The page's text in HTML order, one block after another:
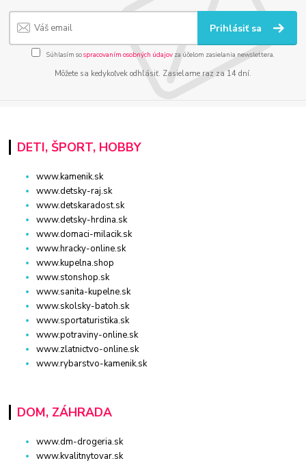
Prihlásiť sa
Súhlasím sospracovaním osobných údajov za účelom zasielania newslettera.
Môžete sa kedykoľvek odhlásiť. Zasielame raz za 14 dní.
DETI, ŠPORT, HOBBY
www.kamenik.sk
www.detsky-raj.sk
www.detskaradost.sk
www.detsky-hrdina.sk
www.domaci-milacik.sk
www.hracky-online.sk
www.kupelna.shop
www.stonshop.sk
www.sanita-kupelne.sk
www.skolsky-batoh.sk
www.sportaturistika.sk
www.potraviny-online.sk
www.zlatnictvo-online.sk
www.rybarstvo-kamenik.sk
DOM, ZÁHRADA
www.dm-drogeria.sk
www.kvalitnytovar.sk